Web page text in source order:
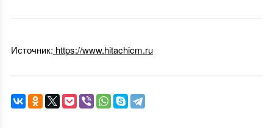
Источник: https://www.hitachicm.ru